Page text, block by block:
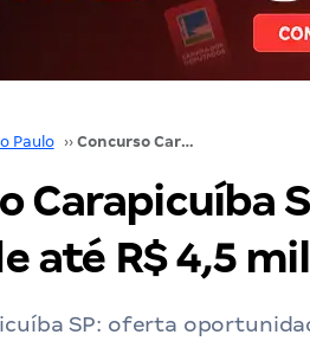
Paulo ›› Concurso Carapicuíba SP: novo edital! Iniciais de até R$ 4,5 mil
Carapicuíba
até R$ 4,5 mil
SP: oferta